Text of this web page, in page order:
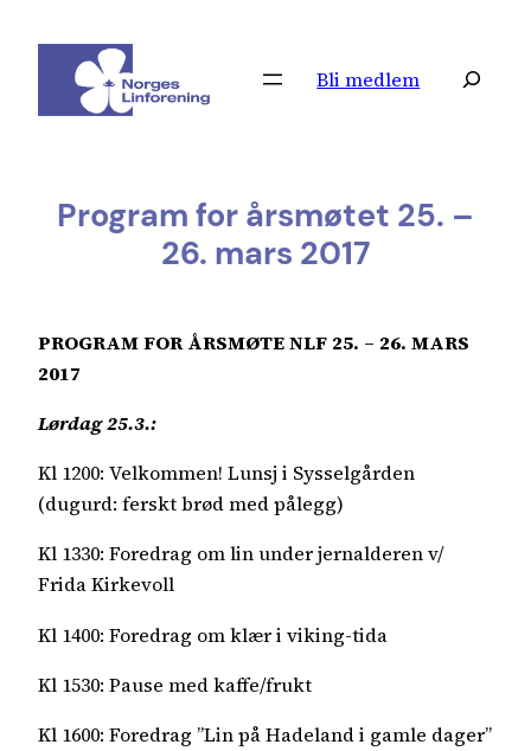
innhold
Bli medlem Søk
Program for årsmøtet 25. –
26. mars 2017
PROGRAM FOR ÅRSMØTE NLF 25. – 26. MARS
2017
Lørdag 25.3.:
Kl 1200: Velkommen! Lunsj i Sysselgården
(dugurd: ferskt brød med pålegg)
Kl 1330: Foredrag om lin under jernalderen v/
Frida Kirkevoll
Kl 1400: Foredrag om klær i viking-tida
Kl 1530: Pause med kaffe/frukt
Kl 1600: Foredrag ”Lin på Hadeland i gamle dager”